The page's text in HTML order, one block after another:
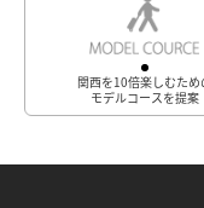
関西を10倍楽しむため
モデルコースを提案